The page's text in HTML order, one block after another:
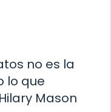
no es la
lo que
Mason